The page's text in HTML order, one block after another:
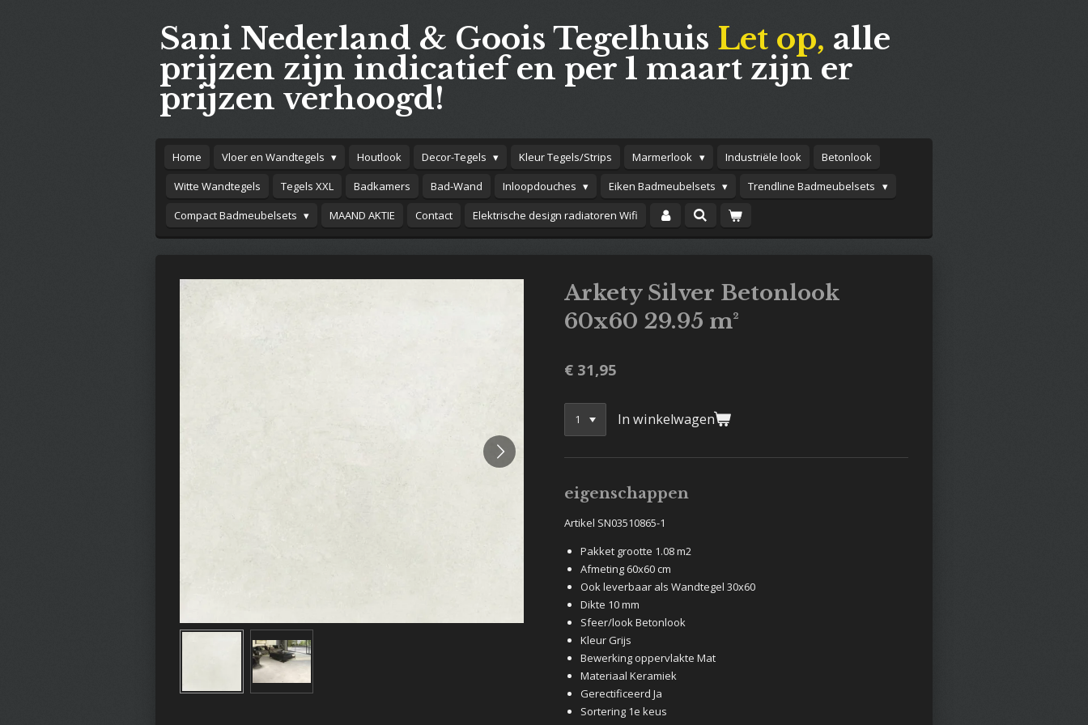
Sani Nederland & Goois Tegelhuis Let op, alle
prijzen zijn indicatief en per 1 maart zijn er
prijzen verhoogd!
Home Vloer en Wandtegels Houtlook Decor-Tegels Kleur Tegels/Strips Marmerlook Industriële look
Betonlook
Witte Wandtegels
Tegels XXL Badkamers Bad-Wand Inloopdouches Eiken Badmeubelsets
Trendline Badmeubelsets
Compact Badmeubelsets
MAAND AKTIE Contact Elektrische design radiatoren Wifi
Arkety Silver Betonlook
60x60 29.95 m²
€ 31,95
In winkelwagen
eigenschappen
Artikel SN03510865-1
Pakket grootte 1.08 m2
Afmeting 60x60 cm
Ook leverbaar als Wandtegel 30x60
Dikte 10 mm
Sfeer/look Betonlook
Kleur Grijs
Bewerking oppervlakte Mat
Materiaal Keramiek
Gerectificeerd Ja
Sortering 1e keus